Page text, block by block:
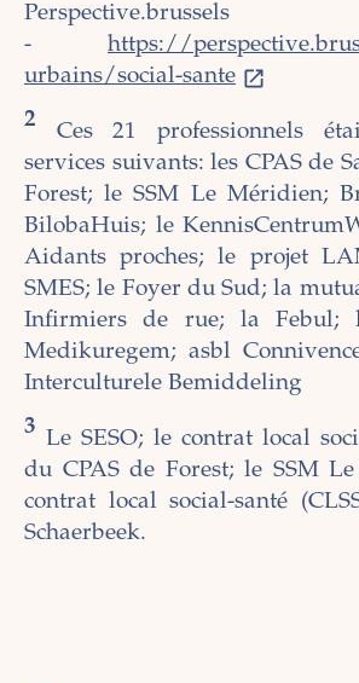
Perspective.brussels
- https://
urbains/social-sante
2 Ces 21 professionnels
services suivants: les CPAS de
Forest; le SSM Le Méridien;
BilobaHuis; le
Aidants proches; le projet
SMES; le Foyer du Sud; la
Infirmiers de rue; la Febul;
Medikuregem; asbl
Interculturele Bemiddeling
3 Le SESO; le contrat local
du CPAS de Forest; le SSM
contrat local social-santé
Schaerbeek.